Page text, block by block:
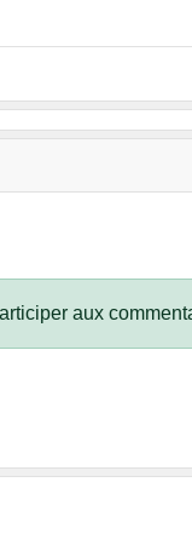
aux